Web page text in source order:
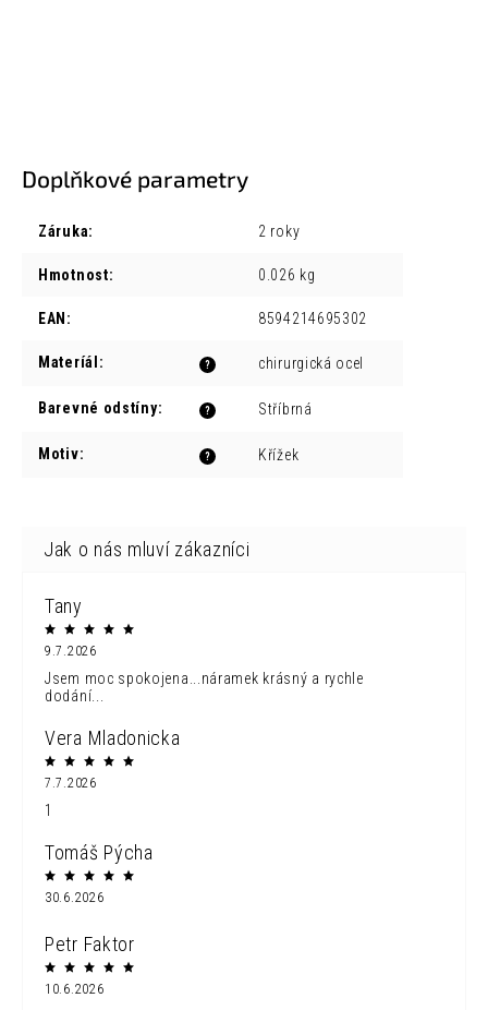
Doplňkové parametry
Záruka: 2 roky
Hmotnost: 0.026 kg
EAN : 8594214695302
?
Materíál : chirurgická ocel
?
Barevné odstíny: Stříbrná
?
Motiv: Křížek
Tany
9.7.2026
Jsem moc spokojena...náramek krásný a rychle
dodání...
Vera Mladonicka
7.7.2026
1
Tomáš Pýcha
30.6.2026
Petr Faktor
10.6.2026